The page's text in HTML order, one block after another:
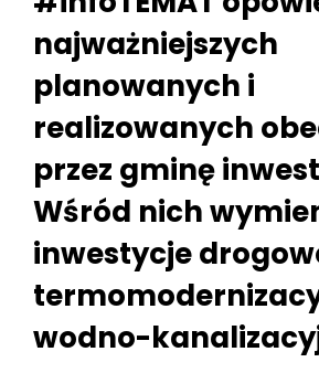
najważniejszych
planowanych i
realizowanych
przez gminę
Wśród nich
inwestycje
wodno-